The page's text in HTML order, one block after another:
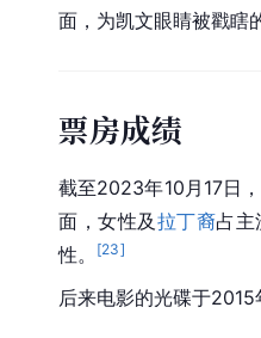
面，为凯文眼睛被戳瞎
票房成绩
截至2023年10月17日
面，女性及 拉丁裔占主
性。
[23]
后来电影的光碟于